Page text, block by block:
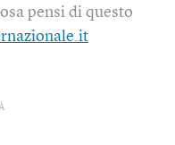
pensi di questo